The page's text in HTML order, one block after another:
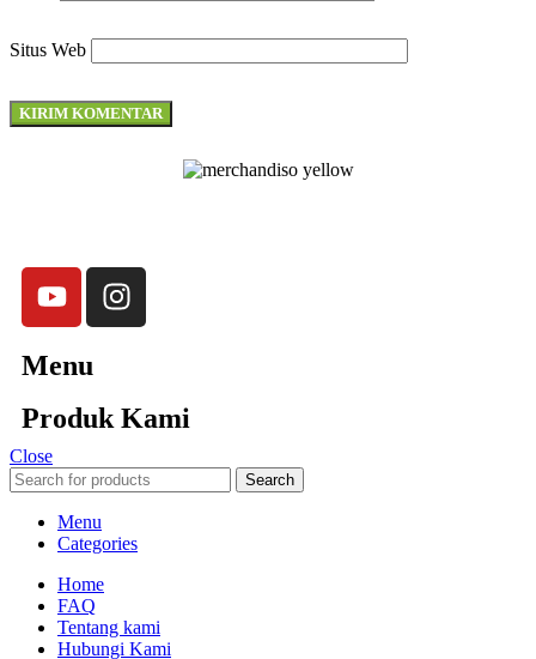
Situs Web
Menu
Produk Kami
Close
Search
Menu
Categories
Home
FAQ
Tentang kami
Hubungi Kami